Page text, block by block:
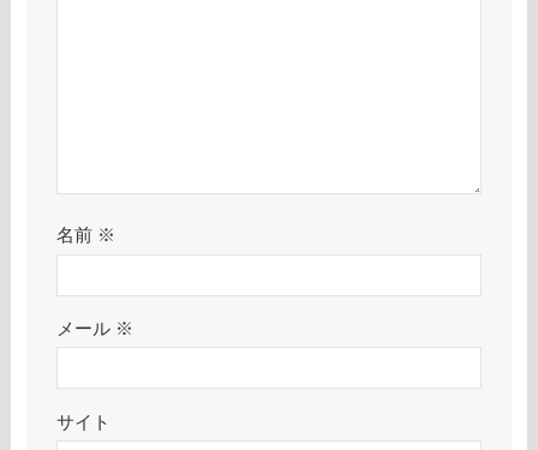
名前 ※
メール ※
サイト